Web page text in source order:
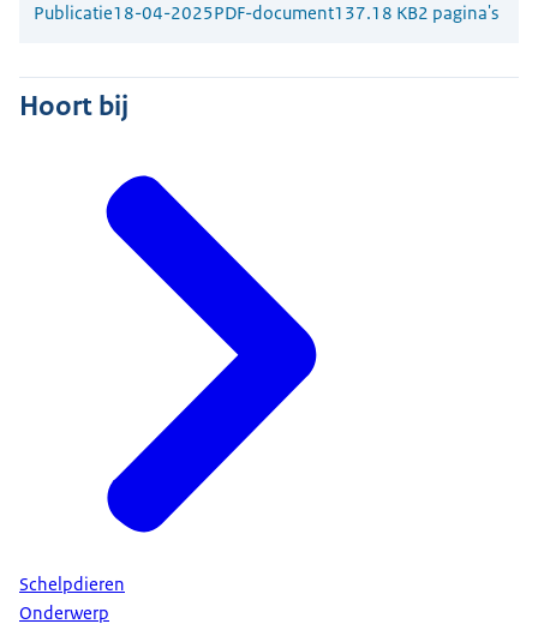
Publicatie18-04-2025PDF-document137.18 KB2 pagina's
Hoort bij
Schelpdieren
Onderwerp